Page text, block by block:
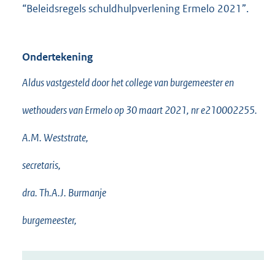
“Beleidsregels schuldhulpverlening Ermelo 2021”.
Ondertekening
Aldus vastgesteld door het college van burgemeester en
wethouders van Ermelo op 30 maart 2021, nr e210002255.
A.M. Weststrate,
secretaris,
dra. Th.A.J. Burmanje
burgemeester,